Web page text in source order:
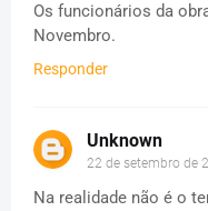
Os funcionários da
Novembro.
Responder
Unknown
22 de setembro de
Na realidade não é o